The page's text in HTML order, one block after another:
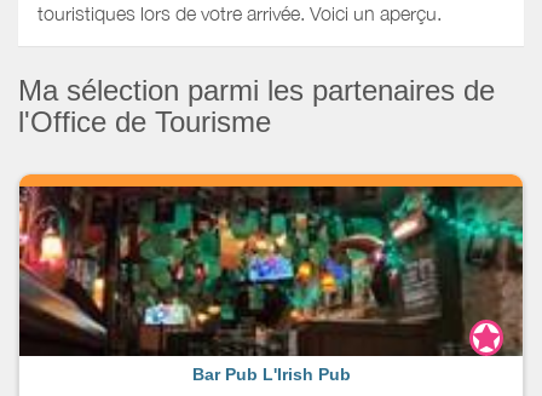
touristiques lors de votre arrivée. Voici un aperçu.
Ma sélection parmi les partenaires de
l'Office de Tourisme
Bar Pub L'Irish Pub